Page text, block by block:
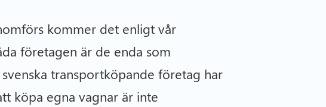
kommer det enligt vår
företagen är de enda som
transportköpande företag har
köpa egna vagnar är inte